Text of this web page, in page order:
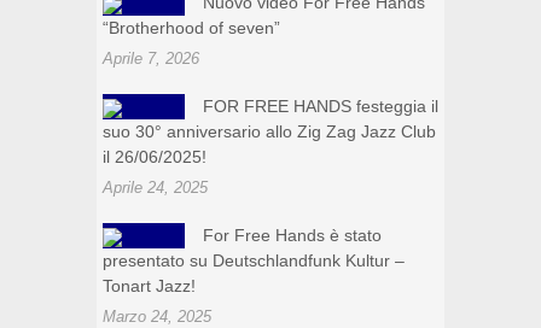
“Brotherhood of seven”
Aprile 7, 2026
FOR FREE HANDS festeggia il
suo 30° anniversario allo Zig Zag Jazz Club
il 26/06/2025!
Aprile 24, 2025
For Free Hands è stato
presentato su Deutschlandfunk Kultur –
Tonart Jazz!
Marzo 24, 2025